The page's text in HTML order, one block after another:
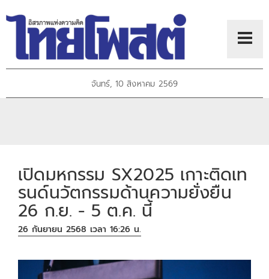
จันทร์, 10 สิงหาคม 2569
เปิดมหกรรม SX2025 เกาะติดเท
รนด์นวัตกรรมด้านความยั่งยืน
26 ก.ย. - 5 ต.ค. นี้
26 กันยายน 2568 เวลา 16:26 น.